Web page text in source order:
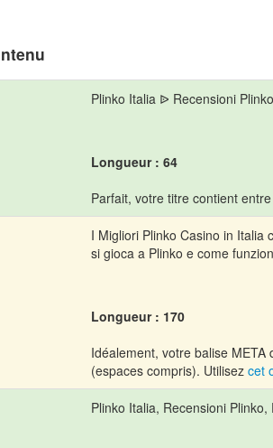
Plinko Italia ᐉ Recensioni
Longueur : 64
Parfait, votre titre contient
I Migliori Plinko Casino in Italia
si gioca a Plinko e come
Longueur : 170
Idéalement, votre balise
(espaces compris). Utilisez cet
Plinko Italia, Recensioni Plinko,